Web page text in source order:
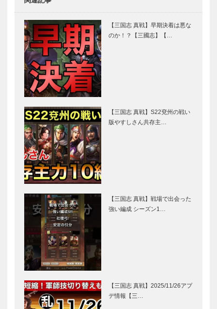
【三国志 真戦】早期決着は悪な
のか！？【三國志】【…
【三国志 真戦】S22兗州の戦い
版やすしさん共存主…
【三国志 真戦】戦場で出会った
強い編成 シーズン1…
【三国志 真戦】2025/11/26アプ
デ情報【三…